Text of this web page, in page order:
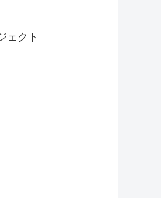
ェクト